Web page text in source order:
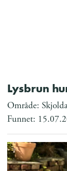
Lysbrun
Område:
Funnet: